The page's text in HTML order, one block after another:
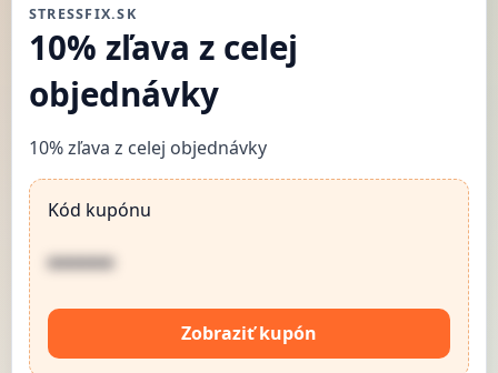
STRESSFIX.SK
10% zľava z celej
objednávky
10% zľava z celej objednávky
Kód kupónu
••••••
Zobraziť kupón